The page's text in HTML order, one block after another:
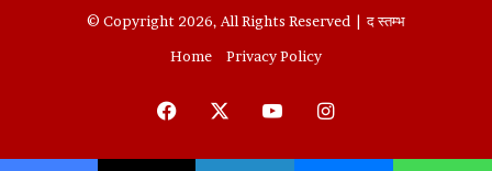
© Copyright 2026, All Rights Reserved | द स्तम्भ
Home
Privacy Policy
Facebook YouTubeInstagram